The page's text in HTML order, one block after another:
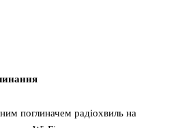
поглиначем радіохвиль на